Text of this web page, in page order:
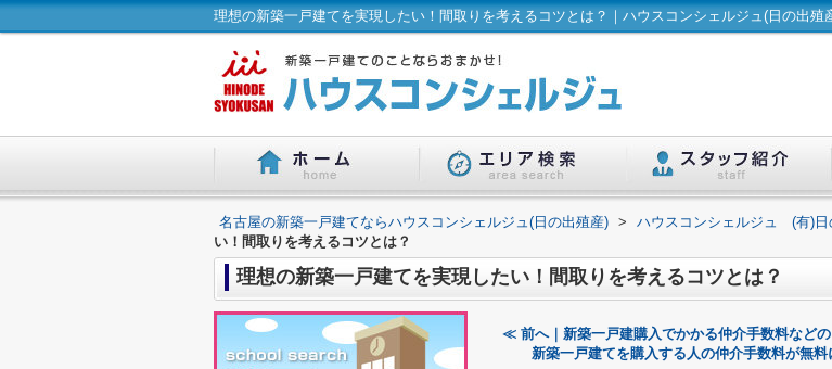
理想の新築一戸建てを実現したい！間取りを考えるコツとは？｜ハウスコンシェルジュ(日の出殖
名古屋の新築一戸建てならハウスコンシェルジュ(日の出殖産) > ハウスコンシェルジュ (有)日
い！間取りを考えるコツとは？
理想の新築一戸建てを実現したい！間取りを考えるコツとは？
≪ 前へ｜新築一戸建購入でかかる仲介手数料などの
新築一戸建てを購入する人の仲介手数料が無